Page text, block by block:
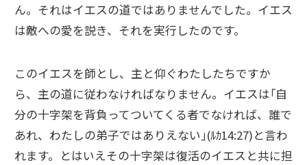
ん。それはイエスの道ではありませんでした。イエス
は敵への愛を説き、それを実行したのです。
このイエスを師とし、主と仰ぐわたしたちですか
ら、主の道に従わなければなりません。イエスは｢自
分の十字架を背負ってついてくる者でなければ、誰で
あれ、わたしの弟子ではありえない｣(ﾙｶ14:27)と言わ
れます。とはいえその十字架は復活のイエスと共に担